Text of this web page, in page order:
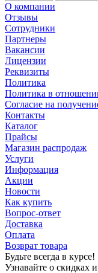
О компании
Отзывы
Сотрудники
Партнеры
Вакансии
Лицензии
Реквизиты
Политика
Политика в
Согласие на
Контакты
Каталог
Прайсы
Магазин распродаж
Услуги
Информация
Акции
Новости
Как купить
Вопрос-ответ
Доставка
Оплата
Возврат товара
Будьте всегда в курсе!
Узнавайте о скидках